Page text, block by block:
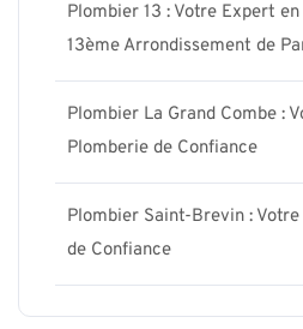
Plombier 13 : Votre Expert
13ème Arrondissement de
Plombier La Grand Combe :
Plomberie de Confiance
Plombier Saint-Brevin :
de Confiance